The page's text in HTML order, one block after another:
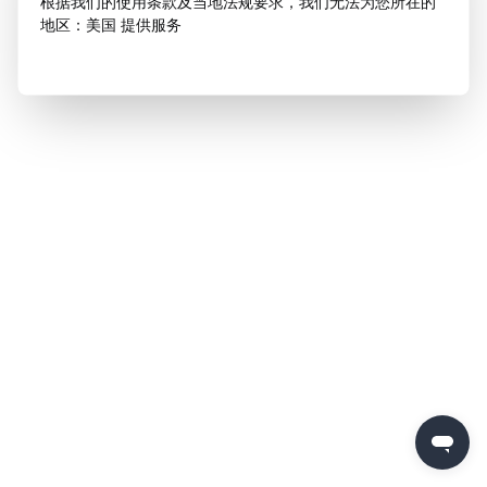
地区：美国 提供服务